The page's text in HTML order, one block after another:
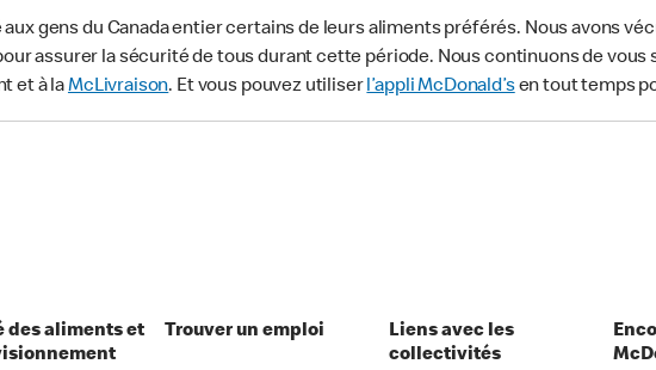
aux gens du Canada entier certains de leurs aliments préférés. Nous avons
assurer la sécurité de tous durant cette période. Nous continuons de
et à laMcLivraison. Et vous pouvez utiliserl’appli McDonald’sen tout temps
des aliments et
Trouver un emploi
Liens avec les
collectivités